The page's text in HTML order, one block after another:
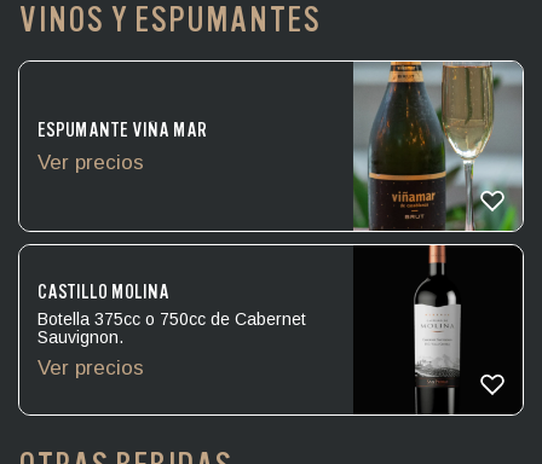
VINOS Y ESPUMANTES
ESPUMANTE VIÑA MAR
Ver precios
CASTILLO MOLINA
Botella 375cc o 750cc de Cabernet
Sauvignon.
Ver precios